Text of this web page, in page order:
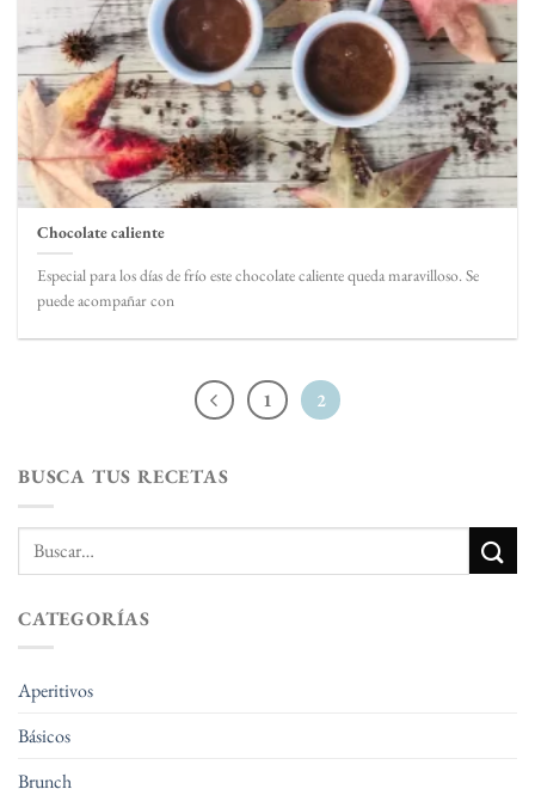
BUSCA TUS RECETAS
CATEGORÍAS
Aperitivos
Básicos
Brunch
Chocolate caliente
Especial para los días de frío este chocolate caliente queda maravilloso. Se
puede acompañar con
1 2